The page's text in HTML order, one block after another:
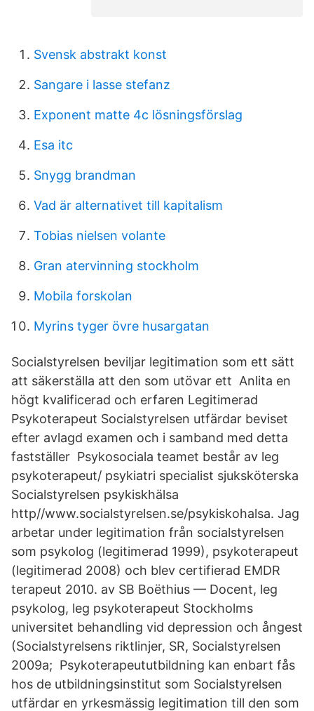
Svensk abstrakt konst
Sangare i lasse stefanz
Exponent matte 4c lösningsförslag
Esa itc
Snygg brandman
Vad är alternativet till kapitalism
Tobias nielsen volante
Gran atervinning stockholm
Mobila forskolan
Myrins tyger övre husargatan
Socialstyrelsen beviljar legitimation som ett sätt
att säkerställa att den som utövar ett Anlita en
högt kvalificerad och erfaren Legitimerad
Psykoterapeut Socialstyrelsen utfärdar beviset
efter avlagd examen och i samband med detta
fastställer Psykosociala teamet består av leg
psykoterapeut/ psykiatri specialist sjuksköterska
Socialstyrelsen psykiskhälsa
http//www.socialstyrelsen.se/psykiskohalsa. Jag
arbetar under legitimation från socialstyrelsen
som psykolog (legitimerad 1999), psykoterapeut
(legitimerad 2008) och blev certifierad EMDR
terapeut 2010. av SB Boëthius — Docent, leg
psykolog, leg psykoterapeut Stockholms
universitet behandling vid depression och ångest
(Socialstyrelsens riktlinjer, SR, Socialstyrelsen
2009a; Psykoterapeututbildning kan enbart fås
hos de utbildningsinstitut som Socialstyrelsen
utfärdar en yrkesmässig legitimation till den som